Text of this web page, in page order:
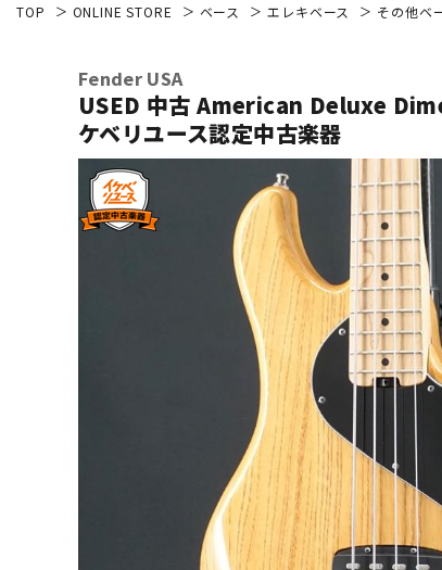
キーボード 電子ピ
DTM
ヴィン
TOP ONLINE STORE ベース エレキベース その他ベ
Fender USA
USED 中古 American Deluxe
ケベリユース認定中古楽器